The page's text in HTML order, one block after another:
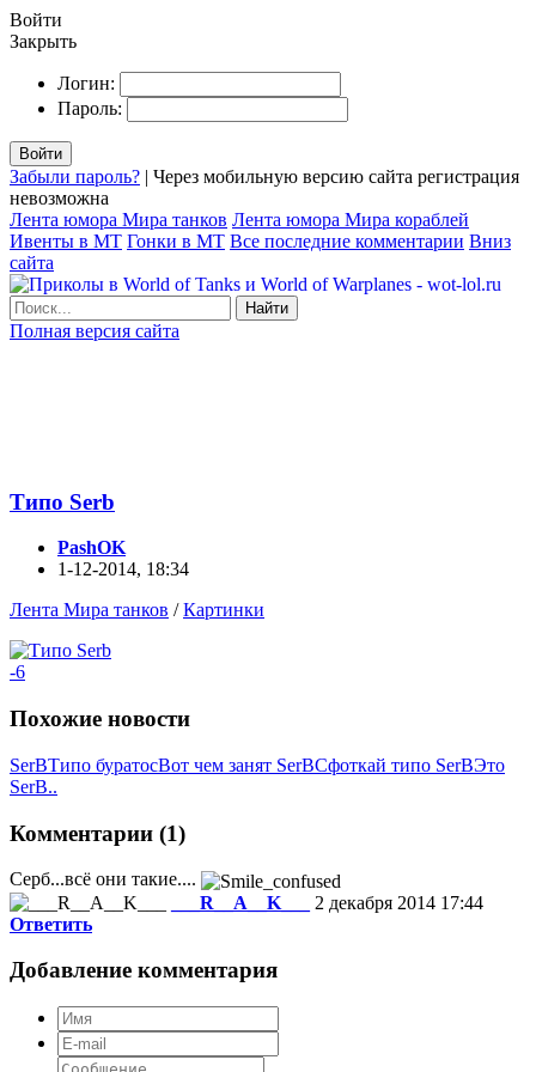
Войти
Закрыть
Логин:
Пароль:
Войти
Забыли пароль? | Через мобильную версию сайта регистрация
невозможна
Лента юмора Мира танков Лента юмора Мира кораблей
Ивенты в МТ Гонки в МТ Все последние комментарии Вниз
сайта
Найти
Полная версия сайта
Типо Serb
PashOK
1-12-2014, 18:34
Лента Мира танков /Картинки
-6
Похожие новости
SerBТипо буратосВот чем занят SerBСфоткай типо SerBЭто
SerB..
Комментарии (1)
Серб...всё они такие....
___R__A__K___
2 декабря 2014 17:44
Ответить
Добавление комментария